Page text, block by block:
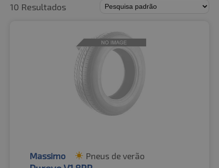
10 Resultados
Massimo Pneus de verão